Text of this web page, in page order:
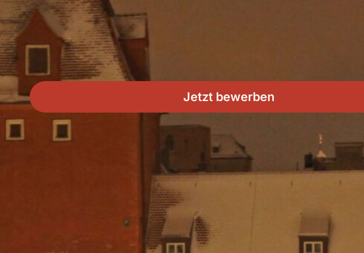
Jetzt bewerben